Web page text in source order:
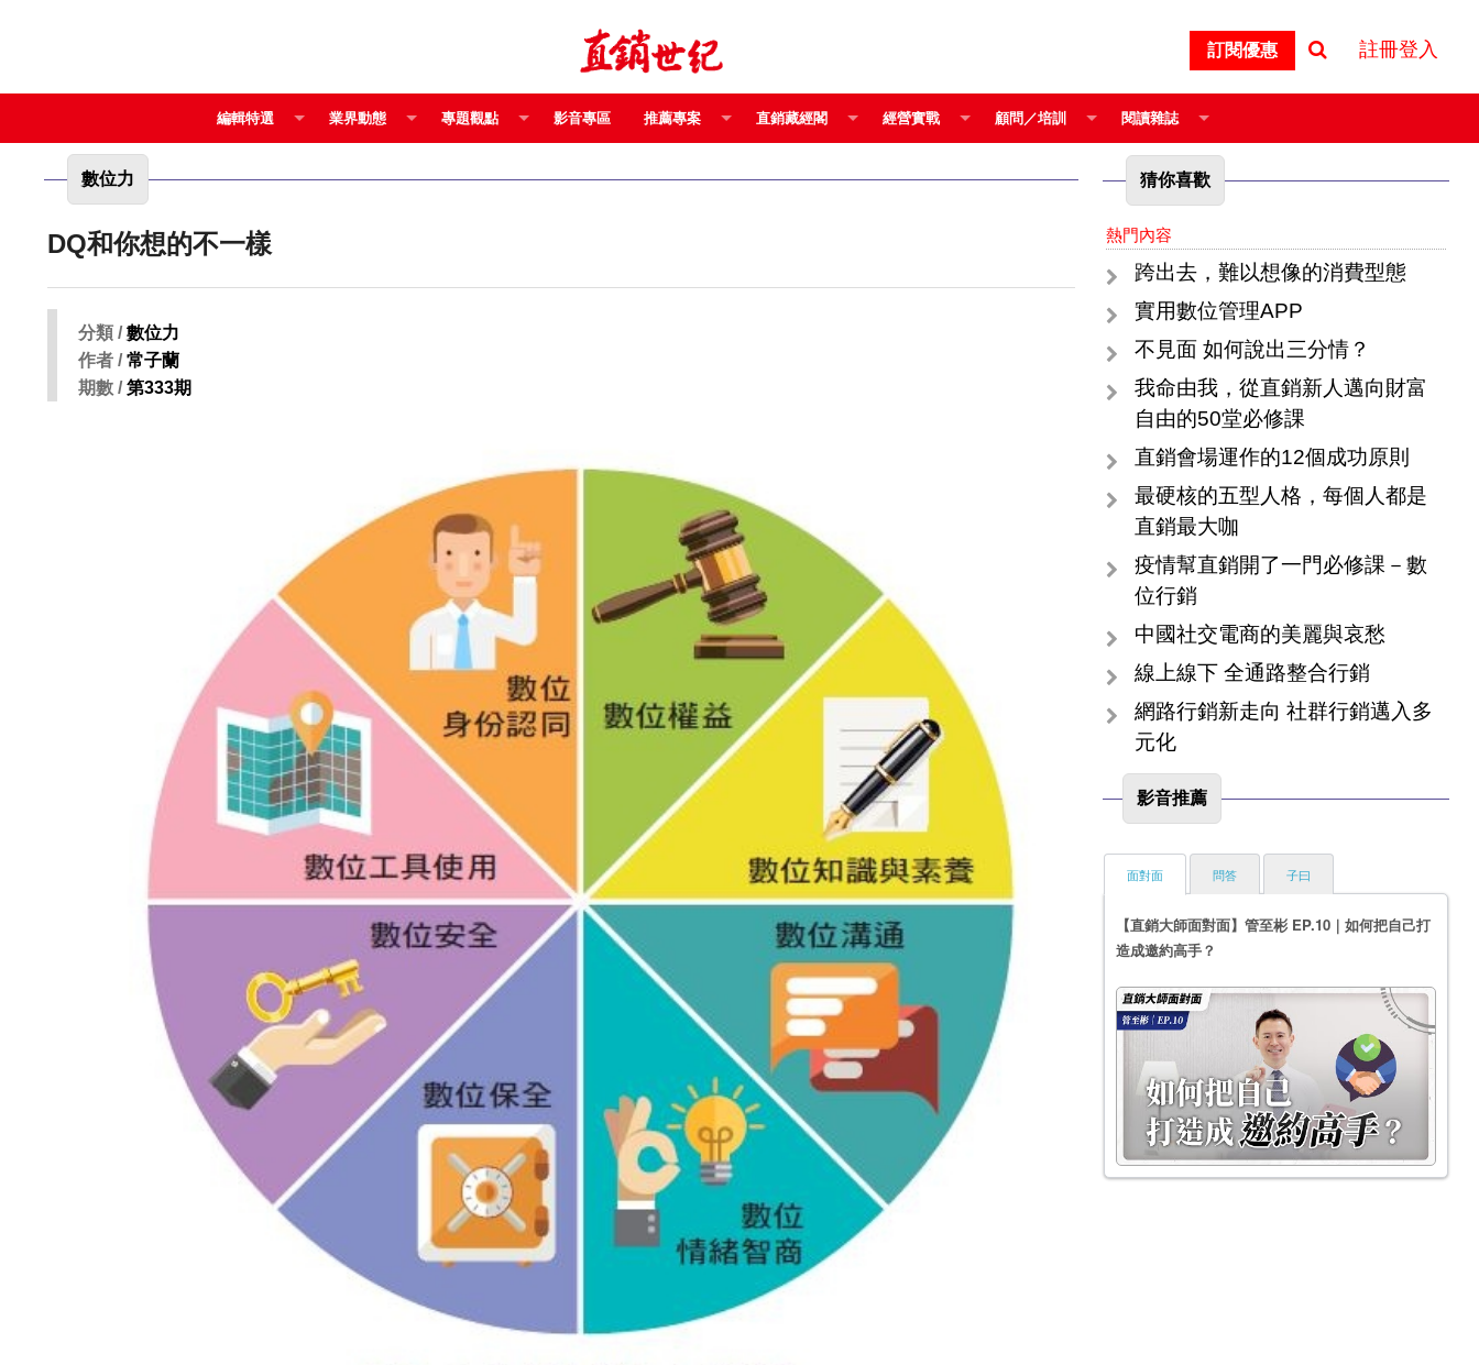
訂閱優惠 註冊登入
編輯特選 業界動態 專題觀點 影音專區 推薦專案 直銷藏經閣 經營實戰 顧問／培訓 閱讀雜誌
數位力
DQ和你想的不一樣
分類 /數位力
作者 /常子蘭
期數 /第333期
猜你喜歡
熱門內容
跨出去，難以想像的消費型態
實用數位管理APP
不見面 如何說出三分情？
我命由我，從直銷新人邁向財富
自由的50堂必修課
直銷會場運作的12個成功原則
最硬核的五型人格，每個人都是
直銷最大咖
疫情幫直銷開了一門必修課－數
位行銷
中國社交電商的美麗與哀愁
線上線下 全通路整合行銷
網路行銷新走向 社群行銷邁入多
元化
影音推薦
面對面
【直銷大師面對面】管至彬 EP.10｜如何把自己打
造成邀約高手？
問答 子曰